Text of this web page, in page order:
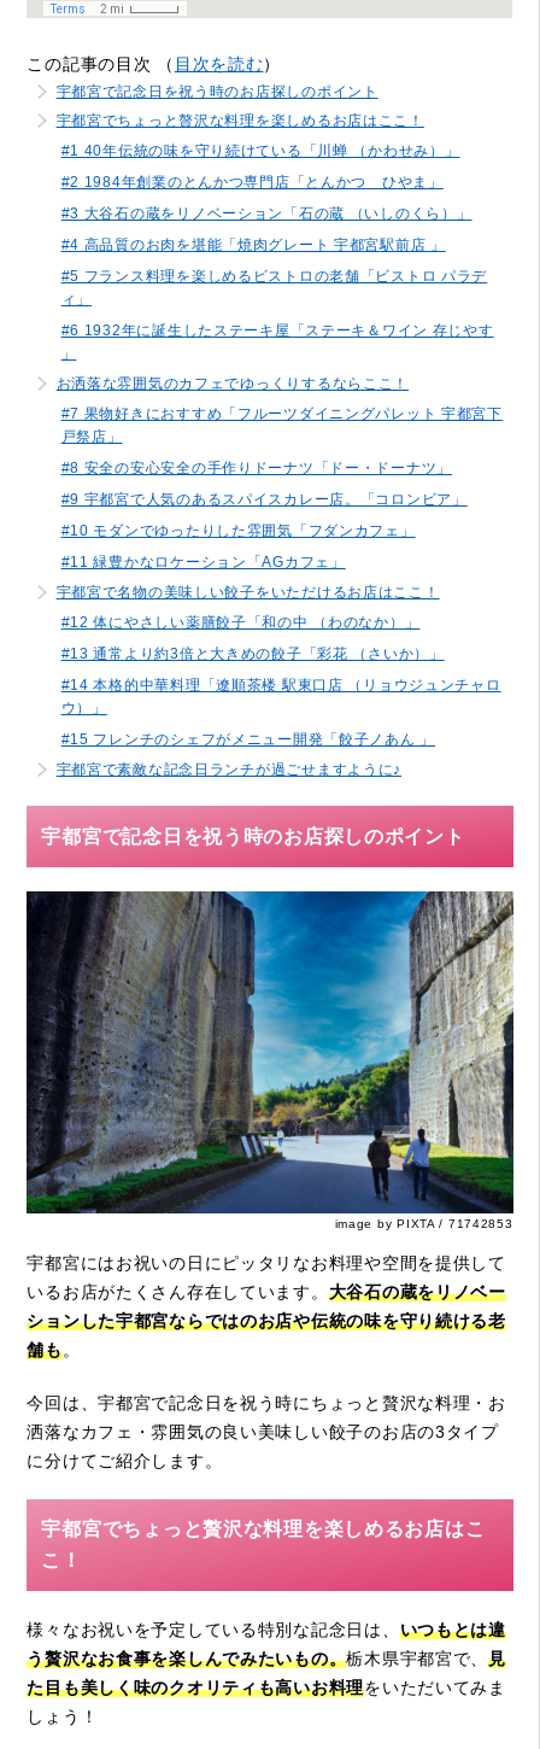
この記事の目次 （ 目次を読む）
宇都宮で記念日を祝う時のお店探しのポイント
宇都宮でちょっと贅沢な料理を楽しめるお店はここ！
#1 40年伝統の味を守り続けている「川蝉 （かわせみ）」
#2 1984年創業のとんかつ専門店「とんかつ ひやま」
#3 大谷石の蔵をリノベーション「石の蔵 （いしのくら）」
#4 高品質のお肉を堪能「焼肉グレート 宇都宮駅前店 」
#5 フランス料理を楽しめるビストロの老舗「ビストロ パラデ
ィ」
#6 1932年に誕生したステーキ屋「ステーキ＆ワイン 存じやす
」
お洒落な雰囲気のカフェでゆっくりするならここ！
#7 果物好きにおすすめ「フルーツダイニングパレット 宇都宮下
戸祭店」
#8 安全の安心安全の手作りドーナツ「ドー・ドーナツ」
#9 宇都宮で人気のあるスパイスカレー店。「コロンビア」
#10 モダンでゆったりした雰囲気「フダンカフェ」
#11 緑豊かなロケーション「AGカフェ」
宇都宮で名物の美味しい餃子をいただけるお店はここ！
#12 体にやさしい薬膳餃子「和の中 （わのなか）」
#13 通常より約3倍と大きめの餃子「彩花 （さいか）」
#14 本格的中華料理「遼順茶楼 駅東口店 （リョウジュンチャロ
ウ）」
#15 フレンチのシェフがメニュー開発「餃子ノあん 」
宇都宮で素敵な記念日ランチが過ごせますように♪
宇都宮で記念日を祝う時のお店探しのポイント
image by PIXTA / 71742853
宇都宮にはお祝いの日にピッタリなお料理や空間を提供して
いるお店がたくさん存在しています。 大谷石の蔵をリノベー
ションした宇都宮ならではのお店や伝統の味を守り続ける老
舗も。
今回は、宇都宮で記念日を祝う時にちょっと贅沢な料理・お
洒落なカフェ・雰囲気の良い美味しい餃子のお店の3タイプ
に分けてご紹介します。
宇都宮でちょっと贅沢な料理を楽しめるお店はこ
こ！
様々なお祝いを予定している特別な記念日は、 いつもとは違
う贅沢なお食事を楽しんでみたいもの。栃木県宇都宮で、見
た目も美しく味のクオリティも高いお料理をいただいてみま
しょう！